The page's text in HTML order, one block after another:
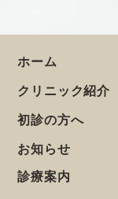
ホーム
クリニック紹介
初診の方へ
お知らせ
診療案内